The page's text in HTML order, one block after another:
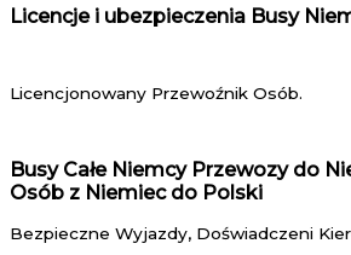
Licencje i ubezpieczenia Busy
Licencjonowany Przewoźnik Osób.
Busy Całe Niemcy Przewozy do
Osób z Niemiec do Polski
Bezpieczne Wyjazdy, Doświadczeni